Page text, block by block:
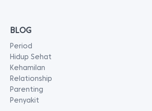
BLOG
Period
Hidup Sehat
Kehamilan
Relationship
Parenting
Penyakit